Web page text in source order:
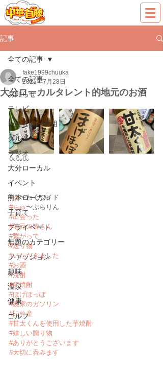
記事
全ての記事
お知らせ
テレビ
レギュラー番組
グルメ
ラジオ
大分ローカル
イベント
熊本ローカル
子育て
プライベート
無題のカテゴリー
ファッション
趣味
温泉
健康
ゴルフ
全ての記事
大分ローカルタレント的地元のお酒
fake1999chuuka
2021年7月28日
🍶🍶🍶
#ゆ〜わくワイド
#ちゅ 〜ぶらりん
#出会った
#地元の皆さん
#繋がって
#送り物
#いただきました
#お酒
#焼酎
#麦焼酎
#ほげほっぽ
#農家のガソリン
#臼杵産
#甘太くんを使用した芋焼酎
#嬉しい贈り物
#ありがとうございます
#大切に呑みます